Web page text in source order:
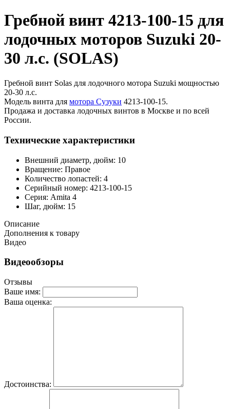
Гребной винт 4213-100-15 для
лодочных моторов Suzuki 20-
30 л.с. (SOLAS)
Гребной винт Solas для лодочного мотора Suzuki мощностью
20-30 л.с.
Модель винта для мотора Сузуки 4213-100-15.
Продажа и доставка лодочных винтов в Москве и по всей
России.
Технические характеристики
Внешний диаметр, дюйм: 10
Вращение: Правое
Количество лопастей: 4
Серийный номер: 4213-100-15
Серия: Amita 4
Шаг, дюйм: 15
Описание
Дополнения к товару
Видео
Видеообзоры
Отзывы
Ваше имя:
Ваша оценка:
Достоинства: